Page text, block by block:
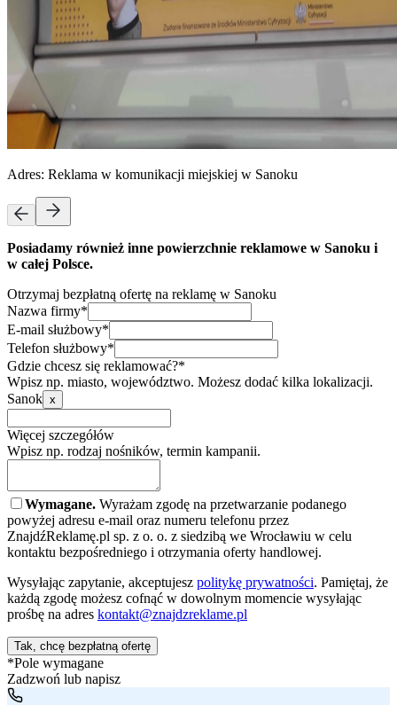
Adres: Reklama w komunikacji miejskiej w Sanoku
Posiadamy również inne powierzchnie reklamowe w Sanoku i
w całej Polsce.
Otrzymaj bezpłatną ofertę na reklamę w Sanoku
Nazwa firmy*
E-mail służbowy*
Telefon służbowy*
Gdzie chcesz się reklamować?*
Wpisz np. miasto, województwo. Możesz dodać kilka lokalizacji.
Sanok x
Więcej szczegółów
Wpisz np. rodzaj nośników, termin kampanii.
Wymagane. Wyrażam zgodę na przetwarzanie podanego
powyżej adresu e-mail oraz numeru telefonu przez
ZnajdźReklamę.pl sp. z o. o. z siedzibą we Wrocławiu w celu
kontaktu bezpośredniego i otrzymania oferty handlowej.
Wysyłając zapytanie, akceptujesz politykę prywatności. Pamiętaj, że
każdą zgodę możesz cofnąć w dowolnym momencie wysyłając
prośbę na adres kontakt@znajdzreklame.pl
Tak, chcę bezpłatną ofertę
*Pole wymagane
Zadzwoń lub napisz